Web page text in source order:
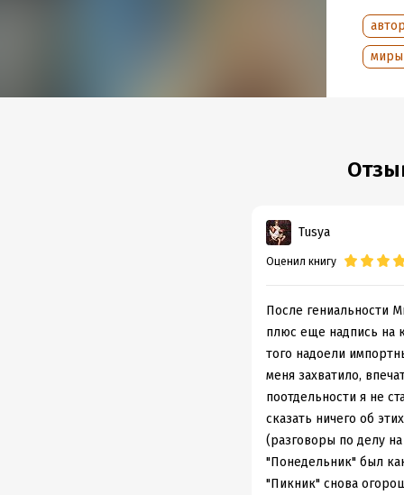
миры
Tusya
Оценил книгу
После гениальности
плюс еще надпись на
того надоели
меня захватило,
поотдельности я не
сказать ничего об
(разговоры по делу
"Понедельник" был
"Пикник" снова